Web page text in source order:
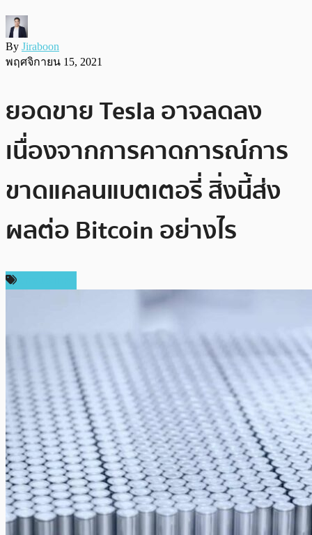
By Jiraboon
พฤศจิกายน 15, 2021
ยอดขาย Tesla อาจลดลง
เนื่องจากการคาดการณ์การ
ขาดแคลนแบตเตอรี่ สิ่งนี้ส่ง
ผลต่อ Bitcoin อย่างไร